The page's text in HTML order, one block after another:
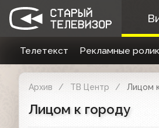
Телетекст Рекламные
Архив ТВ Центр Лицом
Лицом к городу